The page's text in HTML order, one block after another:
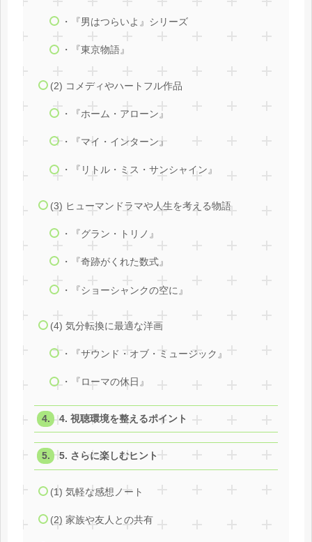
・『男はつらいよ』シリーズ
・『東京物語』
(2) コメディやハートフル作品
・『ホーム・アローン』
・『マイ・インターン』
・『リトル・ミス・サンシャイン』
(3) ヒューマンドラマや人生を考える物語
・『グラン・トリノ』
・『奇跡がくれた数式』
・『ショーシャンクの空に』
(4) 気分転換に最適な洋画
・『サウンド・オブ・ミュージック』
・『ローマの休日』
4. 視聴環境を整えるポイント
5. さらに楽しむヒント
(1) 気軽な感想ノート
(2) 家族や友人との共有